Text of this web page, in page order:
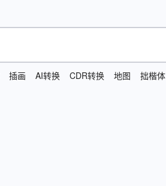
插画 AI转换 CDR转换 地图 拙楷体